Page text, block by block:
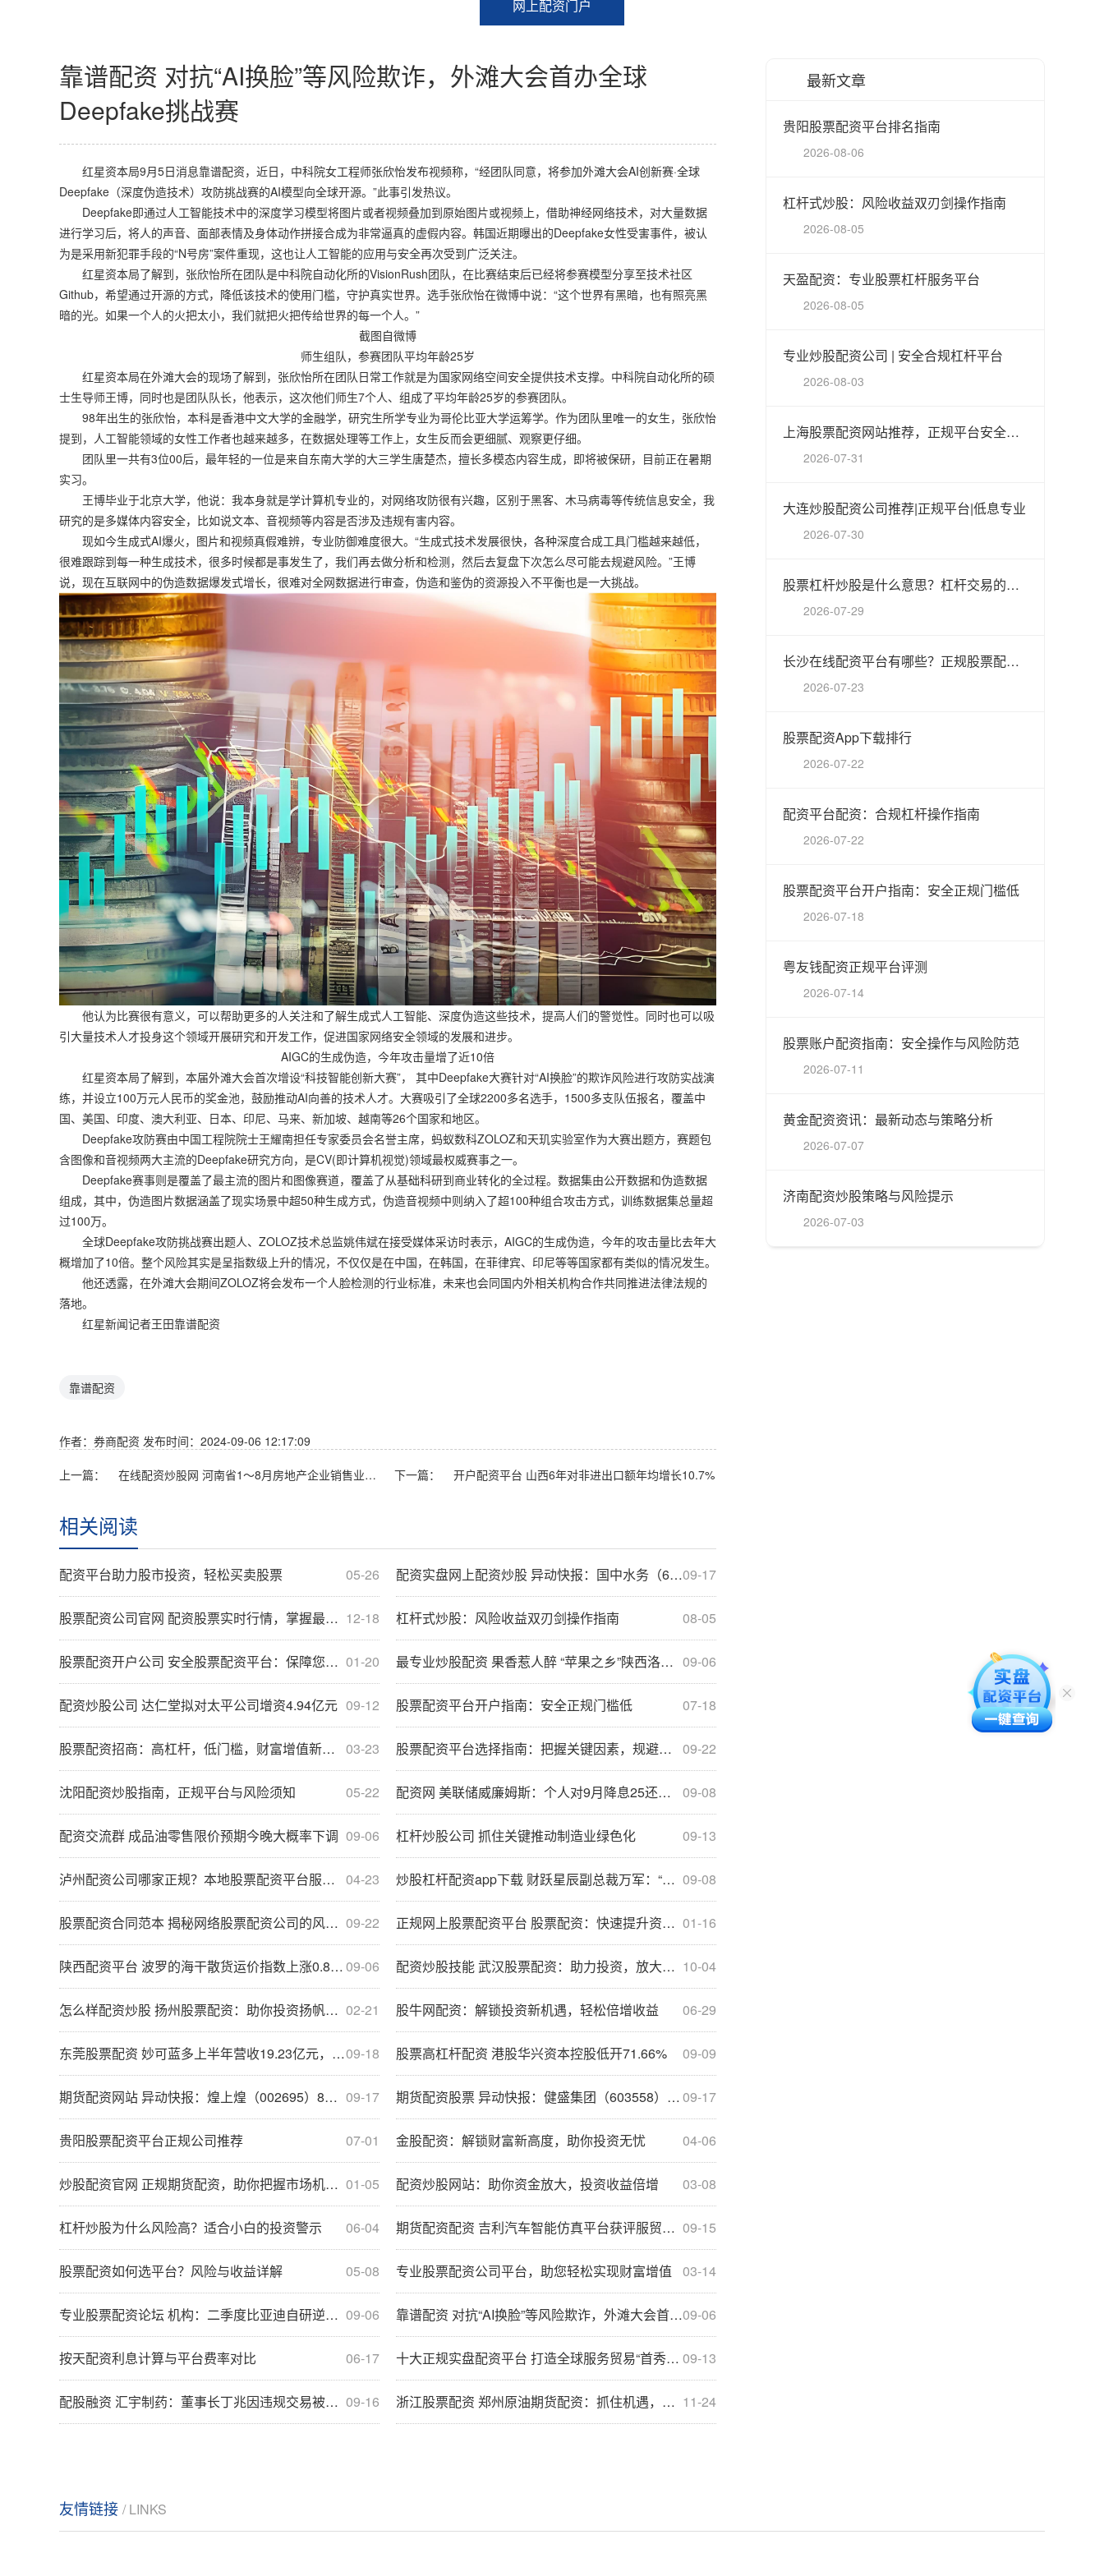
网上配资门户
靠谱配资 对抗“AI换脸”等风险欺诈，外滩大会首办全球
Deepfake挑战赛
红星资本局9月5日消息靠谱配资，近日，中科院女工程师张欣怡发布视频称，“经团队同意，将参加外滩大会AI创新赛·全球
Deepfake（深度伪造技术）攻防挑战赛的AI模型向全球开源。”此事引发热议。
Deepfake即通过人工智能技术中的深度学习模型将图片或者视频叠加到原始图片或视频上，借助神经网络技术，对大量数据
进行学习后，将人的声音、面部表情及身体动作拼接合成为非常逼真的虚假内容。韩国近期曝出的Deepfake女性受害事件，被认
为是采用新犯罪手段的“N号房”案件重现，这也让人工智能的应用与安全再次受到广泛关注。
红星资本局了解到，张欣怡所在团队是中科院自动化所的VisionRush团队，在比赛结束后已经将参赛模型分享至技术社区
Github，希望通过开源的方式，降低该技术的使用门槛，守护真实世界。选手张欣怡在微博中说：“这个世界有黑暗，也有照亮黑
暗的光。如果一个人的火把太小，我们就把火把传给世界的每一个人。”
截图自微博
师生组队，参赛团队平均年龄25岁
红星资本局在外滩大会的现场了解到，张欣怡所在团队日常工作就是为国家网络空间安全提供技术支撑。中科院自动化所的硕
士生导师王博，同时也是团队队长，他表示，这次他们师生7个人、组成了平均年龄25岁的参赛团队。
98年出生的张欣怡，本科是香港中文大学的金融学，研究生所学专业为哥伦比亚大学运筹学。作为团队里唯一的女生，张欣怡
提到，人工智能领域的女性工作者也越来越多，在数据处理等工作上，女生反而会更细腻、观察更仔细。
团队里一共有3位00后，最年轻的一位是来自东南大学的大三学生唐楚杰，擅长多模态内容生成，即将被保研，目前正在暑期
实习。
王博毕业于北京大学，他说：我本身就是学计算机专业的，对网络攻防很有兴趣，区别于黑客、木马病毒等传统信息安全，我
研究的是多媒体内容安全，比如说文本、音视频等内容是否涉及违规有害内容。
现如今生成式AI爆火，图片和视频真假难辨，专业防御难度很大。“生成式技术发展很快，各种深度合成工具门槛越来越低，
很难跟踪到每一种生成技术，很多时候都是事发生了，我们再去做分析和检测，然后去复盘下次怎么尽可能去规避风险。”王博
说，现在互联网中的伪造数据爆发式增长，很难对全网数据进行审查，伪造和鉴伪的资源投入不平衡也是一大挑战。
他认为比赛很有意义，可以帮助更多的人关注和了解生成式人工智能、深度伪造这些技术，提高人们的警觉性。同时也可以吸
引大量技术人才投身这个领域开展研究和开发工作，促进国家网络安全领域的发展和进步。
AIGC的生成伪造，今年攻击量增了近10倍
红星资本局了解到，本届外滩大会首次增设“科技智能创新大赛”， 其中Deepfake大赛针对“AI换脸”的欺诈风险进行攻防实战演
练，并设立100万元人民币的奖金池，鼓励推动AI向善的技术人才。大赛吸引了全球2200多名选手，1500多支队伍报名，覆盖中
国、美国、印度、澳大利亚、日本、印尼、马来、新加坡、越南等26个国家和地区。
Deepfake攻防赛由中国工程院院士王耀南担任专家委员会名誉主席，蚂蚁数科ZOLOZ和天玑实验室作为大赛出题方，赛题包
含图像和音视频两大主流的Deepfake研究方向，是CV(即计算机视觉)领域最权威赛事之一。
Deepfake赛事则是覆盖了最主流的图片和图像赛道，覆盖了从基础科研到商业转化的全过程。数据集由公开数据和伪造数据
组成，其中，伪造图片数据涵盖了现实场景中超50种生成方式，伪造音视频中则纳入了超100种组合攻击方式，训练数据集总量超
过100万。
全球Deepfake攻防挑战赛出题人、ZOLOZ技术总监姚伟斌在接受媒体采访时表示，AIGC的生成伪造，今年的攻击量比去年大
概增加了10倍。整个风险其实是呈指数级上升的情况，不仅仅是在中国，在韩国，在菲律宾、印尼等等国家都有类似的情况发生。
他还透露，在外滩大会期间ZOLOZ将会发布一个人脸检测的行业标准，未来也会同国内外相关机构合作共同推进法律法规的
落地。
红星新闻记者王田靠谱配资
靠谱配资
作者：券商配资 发布时间：2024-09-06 12:17:09
上一篇： 在线配资炒股网 河南省1～8月房地产企业销售业绩TOP20出炉 下一篇： 开户配资平台 山西6年对非进出口额年均增长10.7%
相关阅读
05-26
配资平台助力股市投资，轻松买卖股票 09-17
配资实盘网上配资炒股 异动快报：国中水务（600187）8月8日13点19分触及涨停板
12-18
股票配资公司官网 配资股票实时行情，掌握最新涨跌动态 08-05
杠杆式炒股：风险收益双刃剑操作指南
01-20
股票配资开户公司 安全股票配资平台：保障您的投资之旅 09-06
最专业炒股配资 果香惹人醉 “苹果之乡”陕西洛川迎采摘季
09-12
配资炒股公司 达仁堂拟对太平公司增资4.94亿元 07-18
股票配资平台开户指南：安全正规门槛低
03-23
股票配资招商：高杠杆，低门槛，财富增值新途径 09-22
股票配资平台选择指南：把握关键因素，规避风险
05-22
沈阳配资炒股指南，正规平台与风险须知 09-08
配资网 美联储威廉姆斯：个人对9月降息25还是50个基点尚无看法
09-06
配资交流群 成品油零售限价预期今晚大概率下调 09-13
杠杆炒股公司 抓住关键推动制造业绿色化
04-23
泸州配资公司哪家正规？本地股票配资平台服务指南 09-08
炒股杠杆配资app下载 财跃星辰副总裁万军：“财跃”大模型如何推动行业新质生产力提升 | 直击2024外滩大会
09-22
股票配资合同范本 揭秘网络股票配资公司的风险与陷阱 01-16
正规网上股票配资平台 股票配资：快速提升资金，轻松撬动财富
09-06
陕西配资平台 波罗的海干散货运价指数上涨0.89% 报1919点 10-04
配资炒股技能 武汉股票配资：助力投资，放大收益
02-21
怎么样配资炒股 扬州股票配资：助你投资扬帆，财富倍增 06-29
股牛网配资：解锁投资新机遇，轻松倍增收益
09-18
东莞股票配资 妙可蓝多上半年营收19.23亿元，净利润0.77亿元；总经理柴琇拟减持套现超2亿元 09-09
股票高杠杆配资 港股华兴资本控股低开71.66%
09-17
期货配资网站 异动快报：煌上煌（002695）8月8日13点11分触及涨停板 09-17
期货配资股票 异动快报：健盛集团（603558）8月8日13点8分触及涨停板
07-01
贵阳股票配资平台正规公司推荐 04-06
金股配资：解锁财富新高度，助你投资无忧
01-05
炒股配资官网 正规期货配资，助你把握市场机遇，稳健增值 03-08
配资炒股网站：助你资金放大，投资收益倍增
06-04
杠杆炒股为什么风险高？适合小白的投资警示 09-15
期货配资配资 吉利汽车智能仿真平台获评服贸会“数字影响力”先锋案例
05-08
股票配资如何选平台？风险与收益详解 03-14
专业股票配资公司平台，助您轻松实现财富增值
09-06
专业股票配资论坛 机构：二季度比亚迪自研逆变器市占率与Denso并列全球第一 09-06
靠谱配资 对抗“AI换脸”等风险欺诈，外滩大会首办全球Deepfake挑战赛
06-17
按天配资利息计算与平台费率对比 09-13
十大正规实盘配资平台 打造全球服务贸易“首秀场”
09-16
配股融资 汇宇制药：董事长丁兆因违规交易被证监会立案调查 11-24
浙江股票配资 郑州原油期货配资：抓住机遇，助力投资
最新文章
贵阳股票配资平台排名指南
2026-08-06
杠杆式炒股：风险收益双刃剑操作指南
2026-08-05
天盈配资：专业股票杠杆服务平台
2026-08-05
专业炒股配资公司 | 安全合规杠杆平台
2026-08-03
上海股票配资网站推荐，正规平台安全可靠
2026-07-31
大连炒股配资公司推荐|正规平台|低息专业
2026-07-30
股票杠杆炒股是什么意思？杠杆交易的风险与操作解析
2026-07-29
长沙在线配资平台有哪些？正规股票配资公司推荐
2026-07-23
股票配资App下载排行
2026-07-22
配资平台配资：合规杠杆操作指南
2026-07-22
股票配资平台开户指南：安全正规门槛低
2026-07-18
粤友钱配资正规平台评测
2026-07-14
股票账户配资指南：安全操作与风险防范
2026-07-11
黄金配资资讯：最新动态与策略分析
2026-07-07
济南配资炒股策略与风险提示
2026-07-03
友情链接 / LINKS